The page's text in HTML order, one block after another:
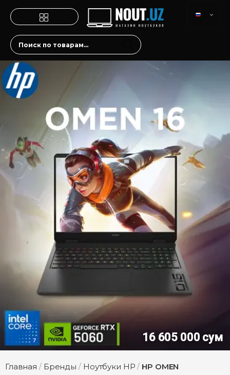
16 605 000 сум
Главная / Бренды / Ноутбуки HP / HP OMEN